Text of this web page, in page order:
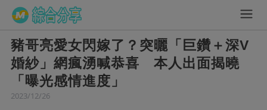
豬哥亮愛女閃嫁了？突曬「巨鑽＋深V
婚紗」網瘋湧喊恭喜 本人出面揭曉
「曝光感情進度」
2023/12/26